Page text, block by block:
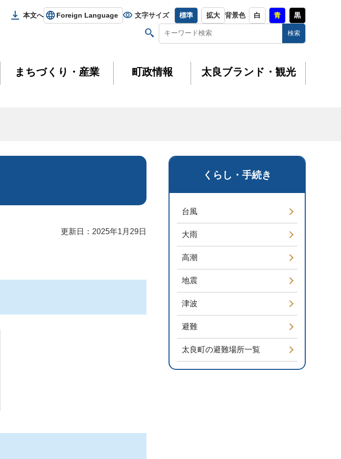
本文へ Foreign Language 文字サイズ 標準 拡大 背景色 白 青 黒
まちづくり・産業 町政情報 太良ブランド・観光
くらし・手続き
台風
大雨
高潮
地震
津波
避難
太良町の避難場所一覧
更新日：2025年1月29日